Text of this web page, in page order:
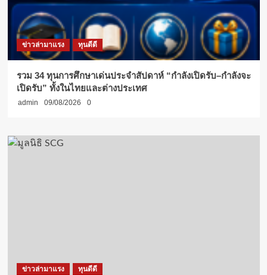
ข่าวล่ามาแรง ทุนดีดี
รวม 34 ทุนการศึกษาเด่นประจำสัปดาห์ “กำลังเปิดรับ–กำลังจะ
เปิดรับ” ทั้งในไทยและต่างประเทศ
admin 09/08/2026 0
ข่าวล่ามาแรง ทุนดีดี